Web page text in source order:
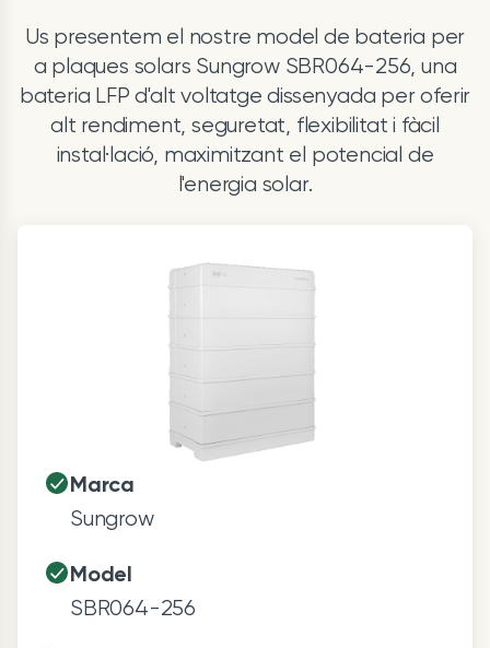
Us presentem el nostre model de bateria per
a plaques solars Sungrow SBR064-256, una
bateria LFP d'alt voltatge dissenyada per oferir
alt rendiment, seguretat, flexibilitat i fàcil
instal·lació, maximitzant el potencial de
l'energia solar.
Marca
Sungrow
Model
SBR064-256